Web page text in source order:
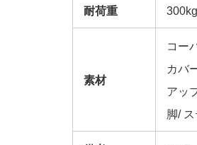
耐荷重 300kg
素材
コー
カバ
アッ
脚/